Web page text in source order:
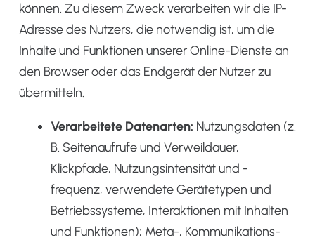
können. Zu diesem Zweck verarbeiten wir die IP-
Adresse des Nutzers, die notwendig ist, um die
Inhalte und Funktionen unserer Online-Dienste an
den Browser oder das Endgerät der Nutzer zu
übermitteln.
Verarbeitete Datenarten: Nutzungsdaten (z.
B. Seitenaufrufe und Verweildauer,
Klickpfade, Nutzungsintensität und -
frequenz, verwendete Gerätetypen und
Betriebssysteme, Interaktionen mit Inhalten
und Funktionen); Meta-, Kommunikations-